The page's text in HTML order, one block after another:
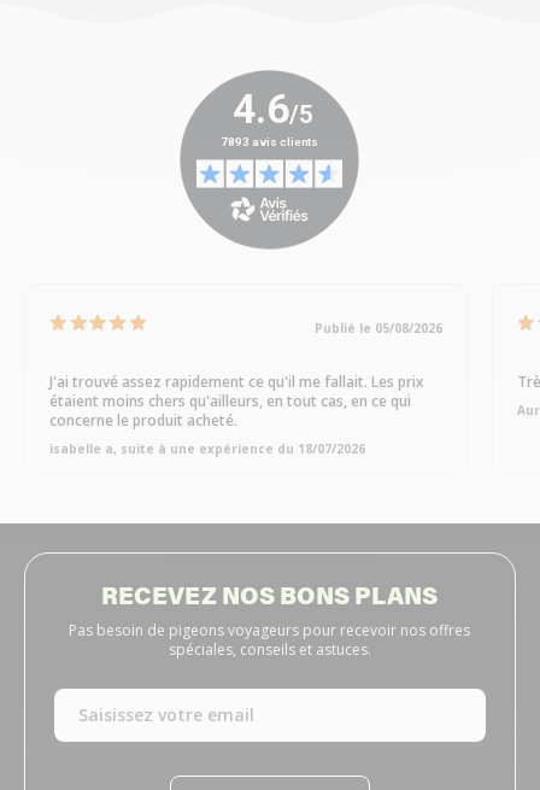
Publié le 05/08/2026
J'ai trouvé assez rapidement ce qu'il me fallait. Les prix
étaient moins chers qu'ailleurs, en tout cas, en ce qui
concerne le produit acheté.
isabelle a, suite à une expérience du 18/07/2026
RECEVEZ NOS BONS PLANS
Pas besoin de pigeons voyageurs pour recevoir nos offres
spéciales, conseils et astuces.